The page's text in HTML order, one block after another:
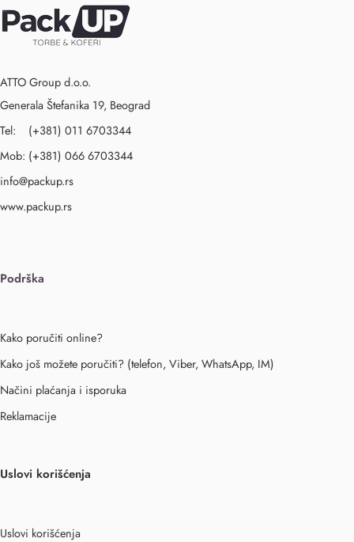
ATTO Group d.o.o.
Generala Štefanika 19, Beograd
Tel: (+381) 011 6703344
Mob: (+381) 066 6703344
info@packup.rs
www.packup.rs
Podrška
Kako poručiti online?
Kako još možete poručiti? (telefon, Viber, WhatsApp, IM)
Načini plaćanja i isporuka
Reklamacije
Uslovi korišćenja
Uslovi korišćenja